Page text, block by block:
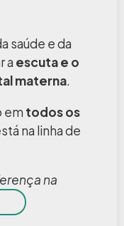
saúde e da
a escuta e o
materna.
em todos os
na linha de
na